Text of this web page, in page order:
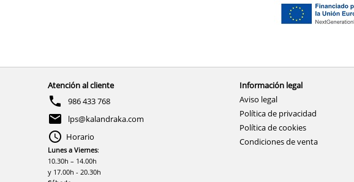
Atención al cliente
986 433 768
lps@kalandraka.com
Horario
Lunes a Viernes:
10.30h – 14.00h
y 17.00h - 20.30h
Información legal
Aviso legal
Política de privacidad
Política de cookies
Condiciones de venta